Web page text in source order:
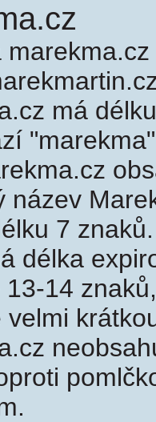
má
název
7
délka
13-14
velmi